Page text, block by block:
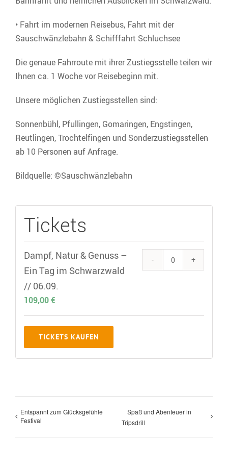
• Fahrt im modernen Reisebus, Fahrt mit der
Sauschwänzlebahn & Schifffahrt Schluchsee
Die genaue Fahrroute mit ihrer Zustiegsstelle teilen wir
Ihnen ca. 1 Woche vor Reisebeginn mit.
Unsere möglichen Zustiegsstellen sind:
Sonnenbühl, Pfullingen, Gomaringen, Engstingen,
Reutlingen, Trochtelfingen und Sonderzustiegsstellen
ab 10 Personen auf Anfrage.
Bildquelle: ©Sauschwänzlebahn
Tickets
Dampf, Natur & Genuss –
Ein Tag im Schwarzwald
// 06.09.
109,00€
Quantity
TICKETS KAUFEN
Entspannt zum Glücksgefühle
Festival
Spaß und Abenteuer in
Tripsdrill